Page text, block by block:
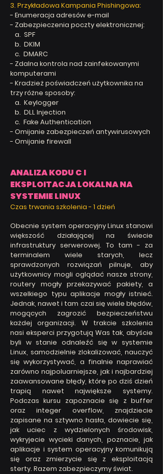
3. Przykładowa Kampania Phishingowa:
- Enumeracja adresów e-mail
- Zabezpieczenia poczty elektronicznej:
a. SPF
b. DKIM
c. DMARC
- Zdalna kontrola nad zainfekowanymi
komputerami
- Kradzież poświadczeń użytkownika na
trzy różne sposoby:
a. Keylogger
b. DLL Injection
c. Fake Authentication
- Omijanie zabezpieczeń antywirusowych
- Omijanie firewall
ANALIZA KODU C I
EKSPLOITACJA LOKALNA NA
SYSTEMIE LINUX
Czas trwania szkolenia - 1 dzień
Obecnie system operacyjny Linux stanowi
większość działającej na świecie
infrastruktury serwerowej. To tam - za
terminalem wiele starych, lecz
sprawdzonych rozwiązań pilnuje, aby
użytkownicy mogli oglądać nasze strony,
routery mogły przekazywać pakiety, a
wszelkiego typu aplikacje mogły istnieć.
Jednak, nawet i tam czai się wiele błędów,
mogących zagrozić bezpieczeństwu
każdej organizacji. W trakcie szkolenia
nasi eksperci przygotują Was tak, abyście
byli w stanie odnaleźć się w systemie
Linux, samodzielnie zlokalizować, nauczyć
się wykorzystywać, a finalnie naprawiać
zarówno najpoluarniejsze, jak i najbardziej
zaawansowane błędy, które po dziś dzień
trapią nawet największe systemy.
Podczas kursu zapoznacie się z buffer
oraz integer overflow, znajdziecie
zapisane na sztywno hasła, dowiecie się,
jak uciec z wydzielonych środowisk,
wykryjecie wycieki danych, poznacie, jak
aplikacje i system operacyjny komunikują
się oraz zmierzycie się z eksploitacją
sterty. Razem zabezpieczymy świat.